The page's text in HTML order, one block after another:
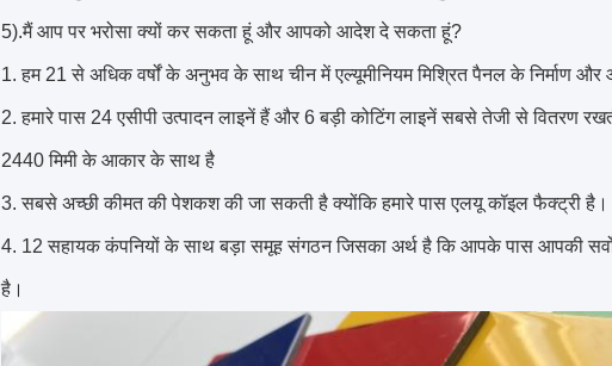
5).मैं आप पर भरोसा क्यों कर सकता हूं और आपको आदेश दे सकता हूं?
1. हम 21 से अधिक वर्षों के अनुभव के साथ चीन में एल्यूमीनियम मिश्रित पैनल के निर्माण और
2. हमारे पास 24 एसीपी उत्पादन लाइनें हैं और 6 बड़ी कोटिंग लाइनें सबसे तेजी से वितरण
2440 मिमी के आकार के साथ है
3. सबसे अच्छी कीमत की पेशकश की जा सकती है क्योंकि हमारे पास एलयू कॉइल फैक्ट्री है।
4. 12 सहायक कंपनियों के साथ बड़ा समूह संगठन जिसका अर्थ है कि आपके पास आपकी
है।